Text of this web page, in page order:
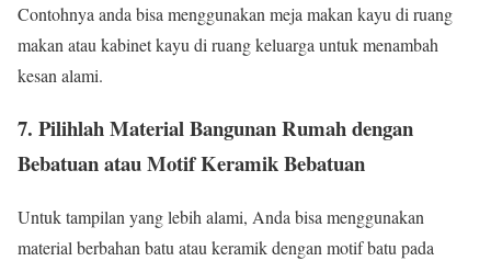
Contohnya anda bisa menggunakan meja makan kayu di ruang
makan atau kabinet kayu di ruang keluarga untuk menambah
kesan alami.
7. Pilihlah Material Bangunan Rumah dengan
Bebatuan atau Motif Keramik Bebatuan
Untuk tampilan yang lebih alami, Anda bisa menggunakan
material berbahan batu atau keramik dengan motif batu pada